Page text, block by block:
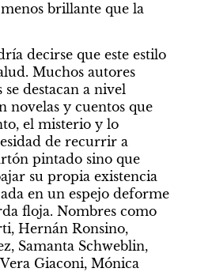
brillante que la
decirse que este estilo
Muchos autores
destacan a nivel
novelas y cuentos que
el misterio y lo
de recurrir a
pintado sino que
su propia existencia
en un espejo deforme
floja. Nombres como
Hernán Ronsino,
Samanta Schweblin,
Giaconi, Mónica